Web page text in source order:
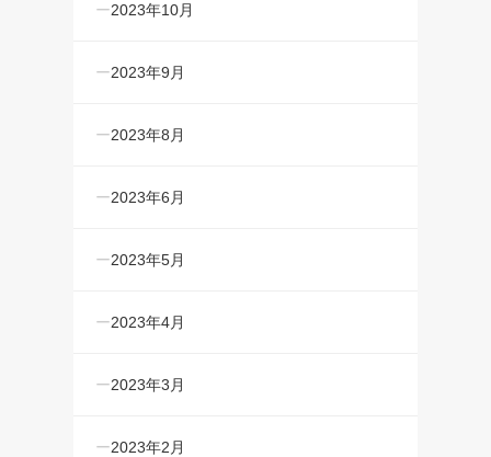
2023年10月
2023年9月
2023年8月
2023年6月
2023年5月
2023年4月
2023年3月
2023年2月